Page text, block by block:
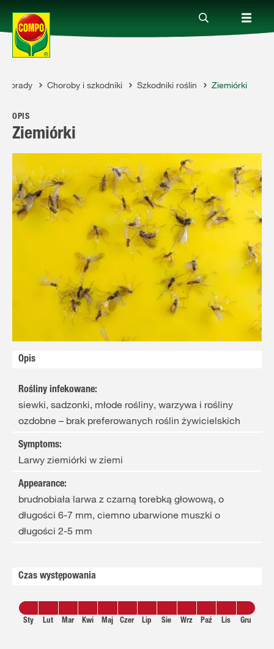
Produkty
Porady
Aktualne tematy
Kontakt
Porady Choroby i szkodniki Szkodniki roślin Ziemiórki
OPIS
Ziemiórki
Opis
Rośliny infekowane:
siewki, sadzonki, młode rośliny, warzywa i rośliny
ozdobne – brak preferowanych roślin żywicielskich
Symptoms:
Larwy ziemiórki w ziemi
Appearance:
brudnobiała larwa z czarną torebką głowową, o
długości 6-7 mm, ciemno ubarwione muszki o
długości 2-5 mm
Czas występowania
Sty Lut Mar Kwi Maj Czer Lip Sie Wrz Paź Lis Gru